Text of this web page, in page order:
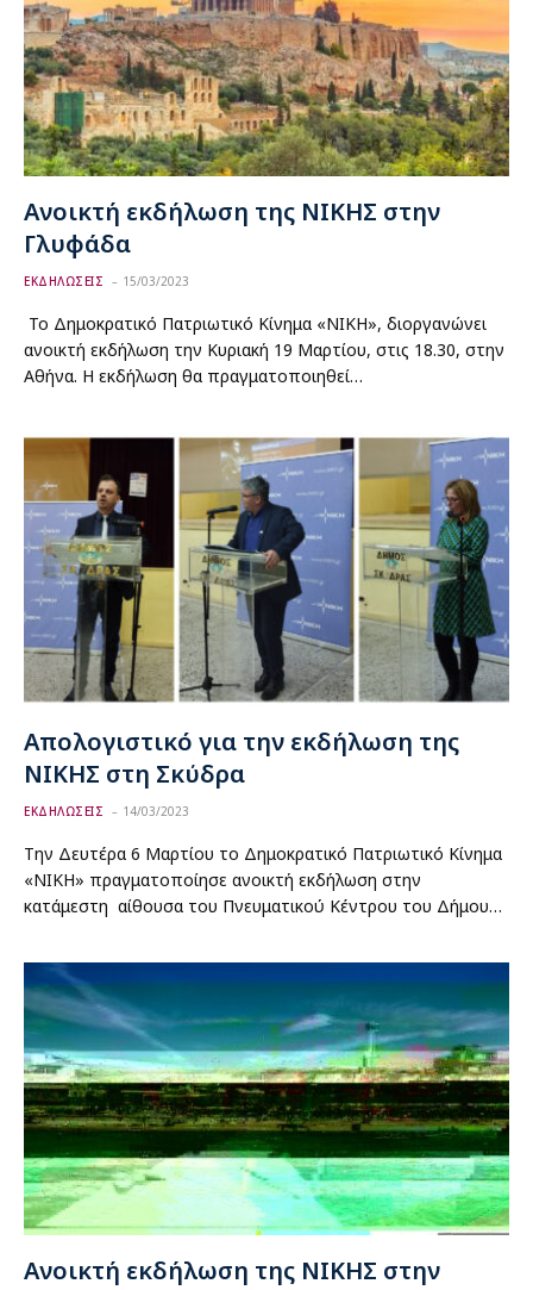
Ανοικτή εκδήλωση της ΝΙΚΗΣ στην
Γλυφάδα
ΕΚΔΗΛΩΣΕΙΣ 15/03/2023
Το Δημοκρατικό Πατριωτικό Κίνημα «ΝΙΚΗ», διοργανώνει
ανοικτή εκδήλωση την Κυριακή 19 Μαρτίου, στις 18.30, στην
Αθήνα. Η εκδήλωση θα πραγματοποιηθεί…
Απολογιστικό για την εκδήλωση της
ΝΙΚΗΣ στη Σκύδρα
ΕΚΔΗΛΩΣΕΙΣ 14/03/2023
Την Δευτέρα 6 Μαρτίου το Δημοκρατικό Πατριωτικό Κίνημα
«ΝΙΚΗ» πραγματοποίησε ανοικτή εκδήλωση στην
κατάμεστη αίθουσα του Πνευματικού Κέντρου του Δήμου…
Ανοικτή εκδήλωση της ΝΙΚΗΣ στην